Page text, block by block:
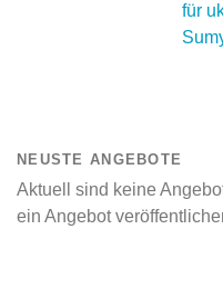
für
NEUSTE ANGEBOTE
Aktuell sind keine
ein Angebot